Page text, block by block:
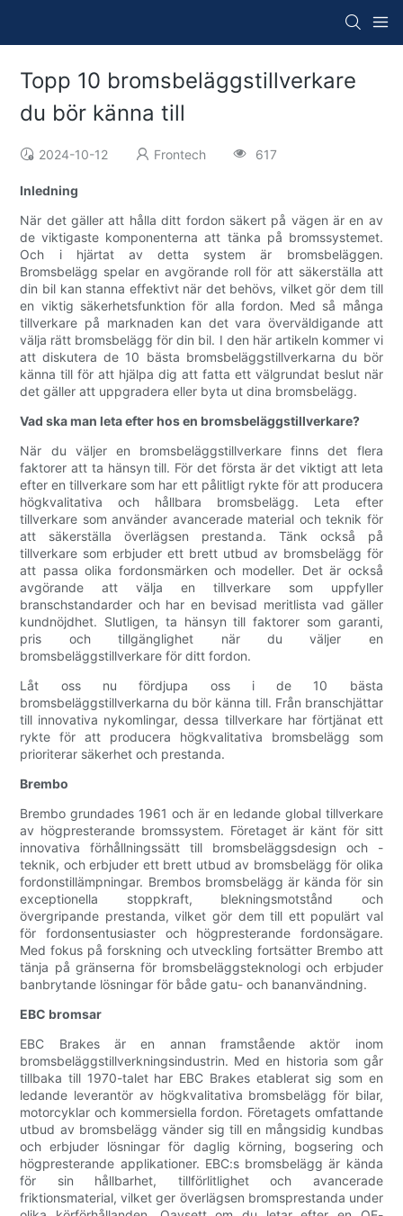
Topp 10 bromsbeläggstillverkare
du bör känna till
2024-10-12 Frontech 617
Inledning
När det gäller att hålla ditt fordon säkert på vägen är en av
de viktigaste komponenterna att tänka på bromssystemet.
Och i hjärtat av detta system är bromsbeläggen.
Bromsbelägg spelar en avgörande roll för att säkerställa att
din bil kan stanna effektivt när det behövs, vilket gör dem till
en viktig säkerhetsfunktion för alla fordon. Med så många
tillverkare på marknaden kan det vara överväldigande att
välja rätt bromsbelägg för din bil. I den här artikeln kommer vi
att diskutera de 10 bästa bromsbeläggstillverkarna du bör
känna till för att hjälpa dig att fatta ett välgrundat beslut när
det gäller att uppgradera eller byta ut dina bromsbelägg.
Vad ska man leta efter hos en bromsbeläggstillverkare?
När du väljer en bromsbeläggstillverkare finns det flera
faktorer att ta hänsyn till. För det första är det viktigt att leta
efter en tillverkare som har ett pålitligt rykte för att producera
högkvalitativa och hållbara bromsbelägg. Leta efter
tillverkare som använder avancerade material och teknik för
att säkerställa överlägsen prestanda. Tänk också på
tillverkare som erbjuder ett brett utbud av bromsbelägg för
att passa olika fordonsmärken och modeller. Det är också
avgörande att välja en tillverkare som uppfyller
branschstandarder och har en bevisad meritlista vad gäller
kundnöjdhet. Slutligen, ta hänsyn till faktorer som garanti,
pris och tillgänglighet när du väljer en
bromsbeläggstillverkare för ditt fordon.
Låt oss nu fördjupa oss i de 10 bästa
bromsbeläggstillverkarna du bör känna till. Från branschjättar
till innovativa nykomlingar, dessa tillverkare har förtjänat ett
rykte för att producera högkvalitativa bromsbelägg som
prioriterar säkerhet och prestanda.
Brembo
Brembo grundades 1961 och är en ledande global tillverkare
av högpresterande bromssystem. Företaget är känt för sitt
innovativa förhållningssätt till bromsbeläggsdesign och -
teknik, och erbjuder ett brett utbud av bromsbelägg för olika
fordonstillämpningar. Brembos bromsbelägg är kända för sin
exceptionella stoppkraft, blekningsmotstånd och
övergripande prestanda, vilket gör dem till ett populärt val
för fordonsentusiaster och högpresterande fordonsägare.
Med fokus på forskning och utveckling fortsätter Brembo att
tänja på gränserna för bromsbeläggsteknologi och erbjuder
banbrytande lösningar för både gatu- och bananvändning.
EBC bromsar
EBC Brakes är en annan framstående aktör inom
bromsbeläggstillverkningsindustrin. Med en historia som går
tillbaka till 1970-talet har EBC Brakes etablerat sig som en
ledande leverantör av högkvalitativa bromsbelägg för bilar,
motorcyklar och kommersiella fordon. Företagets omfattande
utbud av bromsbelägg vänder sig till en mångsidig kundbas
och erbjuder lösningar för daglig körning, bogsering och
högpresterande applikationer. EBC:s bromsbelägg är kända
för sin hållbarhet, tillförlitlighet och avancerade
friktionsmaterial, vilket ger överlägsen bromsprestanda under